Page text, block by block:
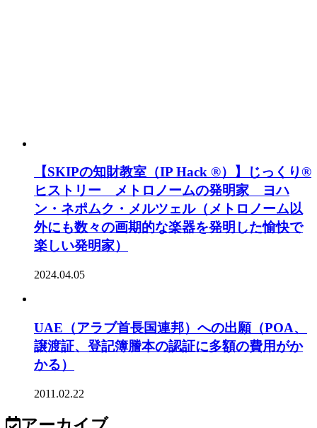
【SKIPの知財教室（IP Hack ®）】じっくり®
ヒストリー メトロノームの発明家 ヨハ
ン・ネポムク・メルツェル（メトロノーム以
外にも数々の画期的な楽器を発明した愉快で
楽しい発明家）
2024.04.05
UAE（アラブ首長国連邦）への出願（POA、
譲渡証、登記簿謄本の認証に多額の費用がか
かる）
2011.02.22